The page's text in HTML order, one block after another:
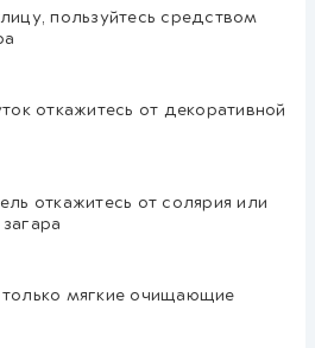
пользуйтесь средством
откажитесь от декоративной
откажитесь от солярия или
мягкие очищающие